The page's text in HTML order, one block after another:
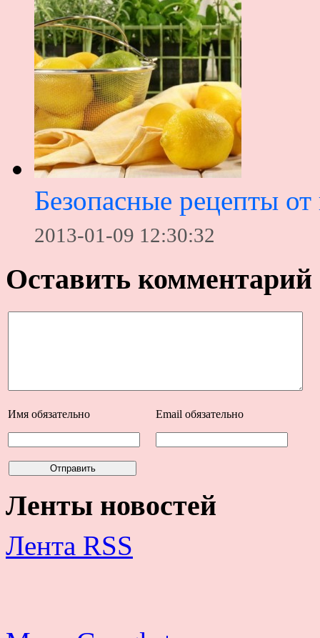
Безопасные рецепты
2013-01-09 12:30:32
Оставить комментарий
Имя обязательно Email обязательно
Ленты новостей
Лента RSS